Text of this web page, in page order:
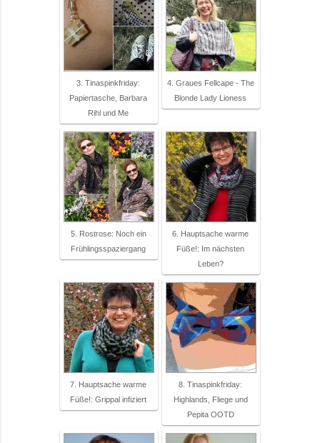
3. Tinaspinkfriday:
Papiertasche, Barbara
Rihl und Me
4. Graues Fellcape - The
Blonde Lady Lioness
5. Rostrose: Noch ein
Frühlingsspaziergang
6. Hauptsache warme
Füße!: Im nächsten
Leben?
7. Hauptsache warme
Füße!: Grippal infiziert
8. Tinaspinkfriday:
Highlands, Fliege und
Pepita OOTD